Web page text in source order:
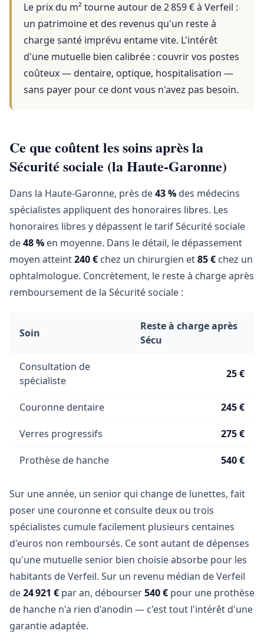
Le prix du m² tourne autour de 2 859 €à Verfeil :
un patrimoine et des revenus qu'un reste à
charge santé imprévu entame vite. L'intérêt
d'une mutuelle bien calibrée : couvrir vos postes
coûteux — dentaire, optique, hospitalisation —
sans payer pour ce dont vous n'avez pas besoin.
Ce que coûtent les soins après la
Sécurité sociale (la Haute-Garonne)
Dans la Haute-Garonne, près de43 % des médecins
spécialistes appliquent des honoraires libres. Les
honoraires libres y dépassent le tarif Sécurité sociale
de48 % en moyenne. Dans le détail, le dépassement
moyen atteint240 € chez un chirurgien et85 € chez un
ophtalmologue. Concrètement, le reste à charge après
remboursement de la Sécurité sociale :
Soin
Reste à charge après
Sécu
Consultation de
spécialiste
25 €
Couronne dentaire 245 €
Verres progressifs 275 €
Prothèse de hanche 540 €
Sur une année, un senior qui change de lunettes, fait
poser une couronne et consulte deux ou trois
spécialistes cumule facilement plusieurs centaines
d'euros non remboursés. Ce sont autant de dépenses
qu'une mutuelle senior bien choisie absorbe pour les
habitants de Verfeil. Sur un revenu médian de Verfeil
de24 921 € par an, débourser540 € pour une prothèse
de hanche n'a rien d'anodin — c'est tout l'intérêt d'une
garantie adaptée.